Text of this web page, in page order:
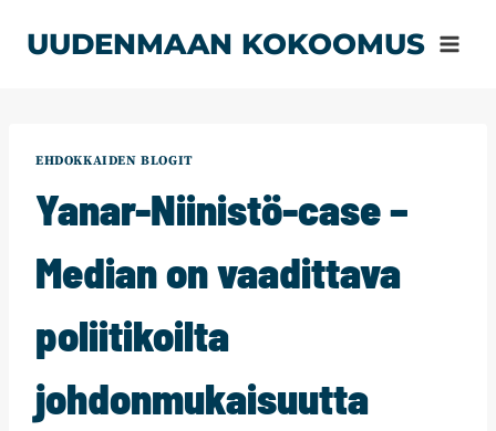
sisältöön
UUDENMAAN KOKOOMUS
EHDOKKAIDEN BLOGIT
Yanar-Niinistö-case –
Median on vaadittava
poliitikoilta
johdonmukaisuutta